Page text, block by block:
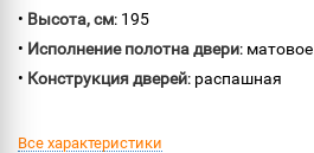
• Высота, см: 195
• Исполнение полотна двери: матовое
• Конструкция дверей: распашная
Все характеристики